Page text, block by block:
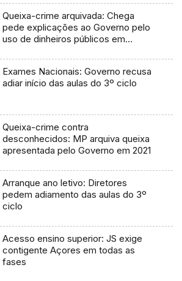
Queixa-crime arquivada: Chega
pede explicações ao Governo pelo
uso de dinheiros públicos em
Exames Nacionais: Governo recusa
adiar início das aulas do 3º ciclo
Queixa-crime contra
desconhecidos: MP arquiva queixa
apresentada pelo Governo em 2021
Arranque ano letivo: Diretores
pedem adiamento das aulas do 3º
ciclo
Acesso ensino superior: JS exige
contigente Açores em todas as
fases